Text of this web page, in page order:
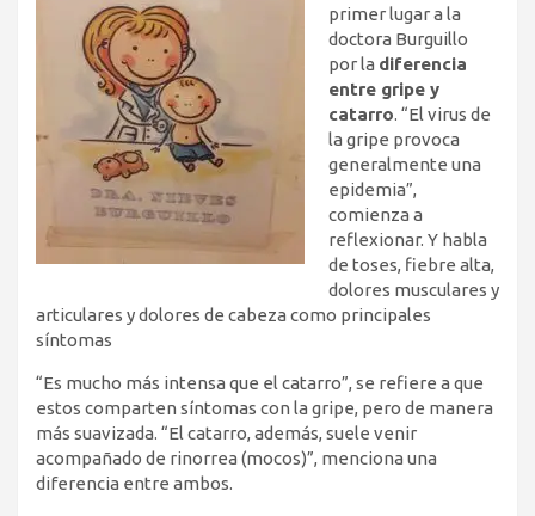
primer lugar a la
doctora Burguillo
por la diferencia
entre gripe y
catarro. “El virus de
la gripe provoca
generalmente una
epidemia”,
comienza a
reflexionar. Y habla
de toses, fiebre alta,
dolores musculares y
articulares y dolores de cabeza como principales
síntomas
“Es mucho más intensa que el catarro”, se refiere a que
estos comparten síntomas con la gripe, pero de manera
más suavizada. “El catarro, además, suele venir
acompañado de rinorrea (mocos)”, menciona una
diferencia entre ambos.